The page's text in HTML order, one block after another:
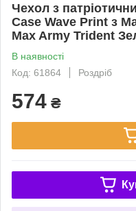
Чехол з
Case Wave Print з
Max Army Trident
В наявності
Код: 61864
Роздріб
574 ₴